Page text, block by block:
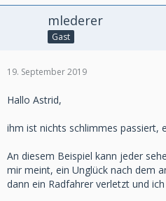
mlederer
Gast
19. September 2019
Hallo Astrid,
ihm ist nichts schlimmes passiert,
An diesem Beispiel kann jeder
mir meint, ein Unglück nach dem
dann ein Radfahrer verletzt und